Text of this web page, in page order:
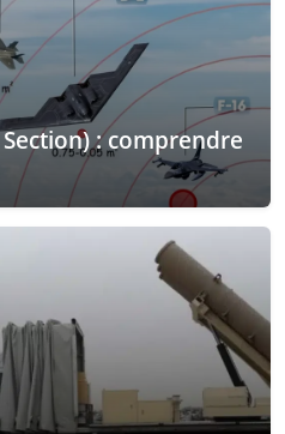
Section) : comprendre